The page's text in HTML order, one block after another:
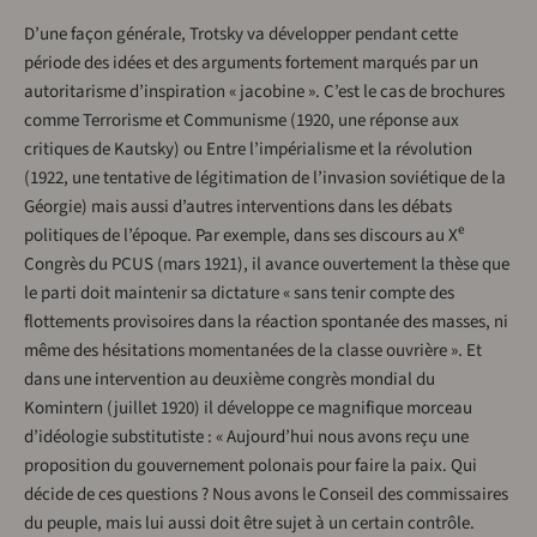
D’une façon générale, Trotsky va développer pendant cette
période des idées et des arguments fortement marqués par un
autoritarisme d’inspiration « jacobine ». C’est le cas de brochures
comme Terrorisme et Communisme (1920, une réponse aux
critiques de Kautsky) ou Entre l’impérialisme et la révolution
(1922, une tentative de légitimation de l’invasion soviétique de la
Géorgie) mais aussi d’autres interventions dans les débats
politiques de l’époque. Par exemple, dans ses discours au Xe
Congrès du PCUS (mars 1921), il avance ouvertement la thèse que
le parti doit maintenir sa dictature « sans tenir compte des
flottements provisoires dans la réaction spontanée des masses, ni
même des hésitations momentanées de la classe ouvrière ». Et
dans une intervention au deuxième congrès mondial du
Komintern (juillet 1920) il développe ce magnifique morceau
d’idéologie substitutiste : « Aujourd’hui nous avons reçu une
proposition du gouvernement polonais pour faire la paix. Qui
décide de ces questions ? Nous avons le Conseil des commissaires
du peuple, mais lui aussi doit être sujet à un certain contrôle.